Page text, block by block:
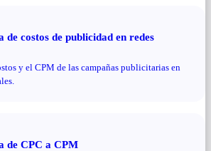
de costos de publicidad en redes
y el CPM de las campañas publicitarias en
de CPC a CPM